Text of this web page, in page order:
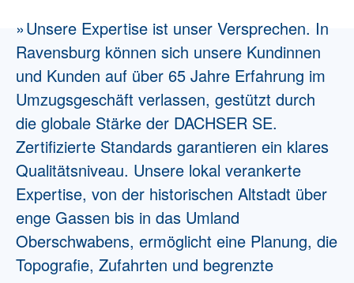
Unsere Expertise ist unser Versprechen. In
Ravensburg können sich unsere Kundinnen
und Kunden auf über 65 Jahre Erfahrung im
Umzugsgeschäft verlassen, gestützt durch
die globale Stärke der DACHSER SE.
Zertifizierte Standards garantieren ein klares
Qualitätsniveau. Unsere lokal verankerte
Expertise, von der historischen Altstadt über
enge Gassen bis in das Umland
Oberschwabens, ermöglicht eine Planung, die
Topografie, Zufahrten und begrenzte